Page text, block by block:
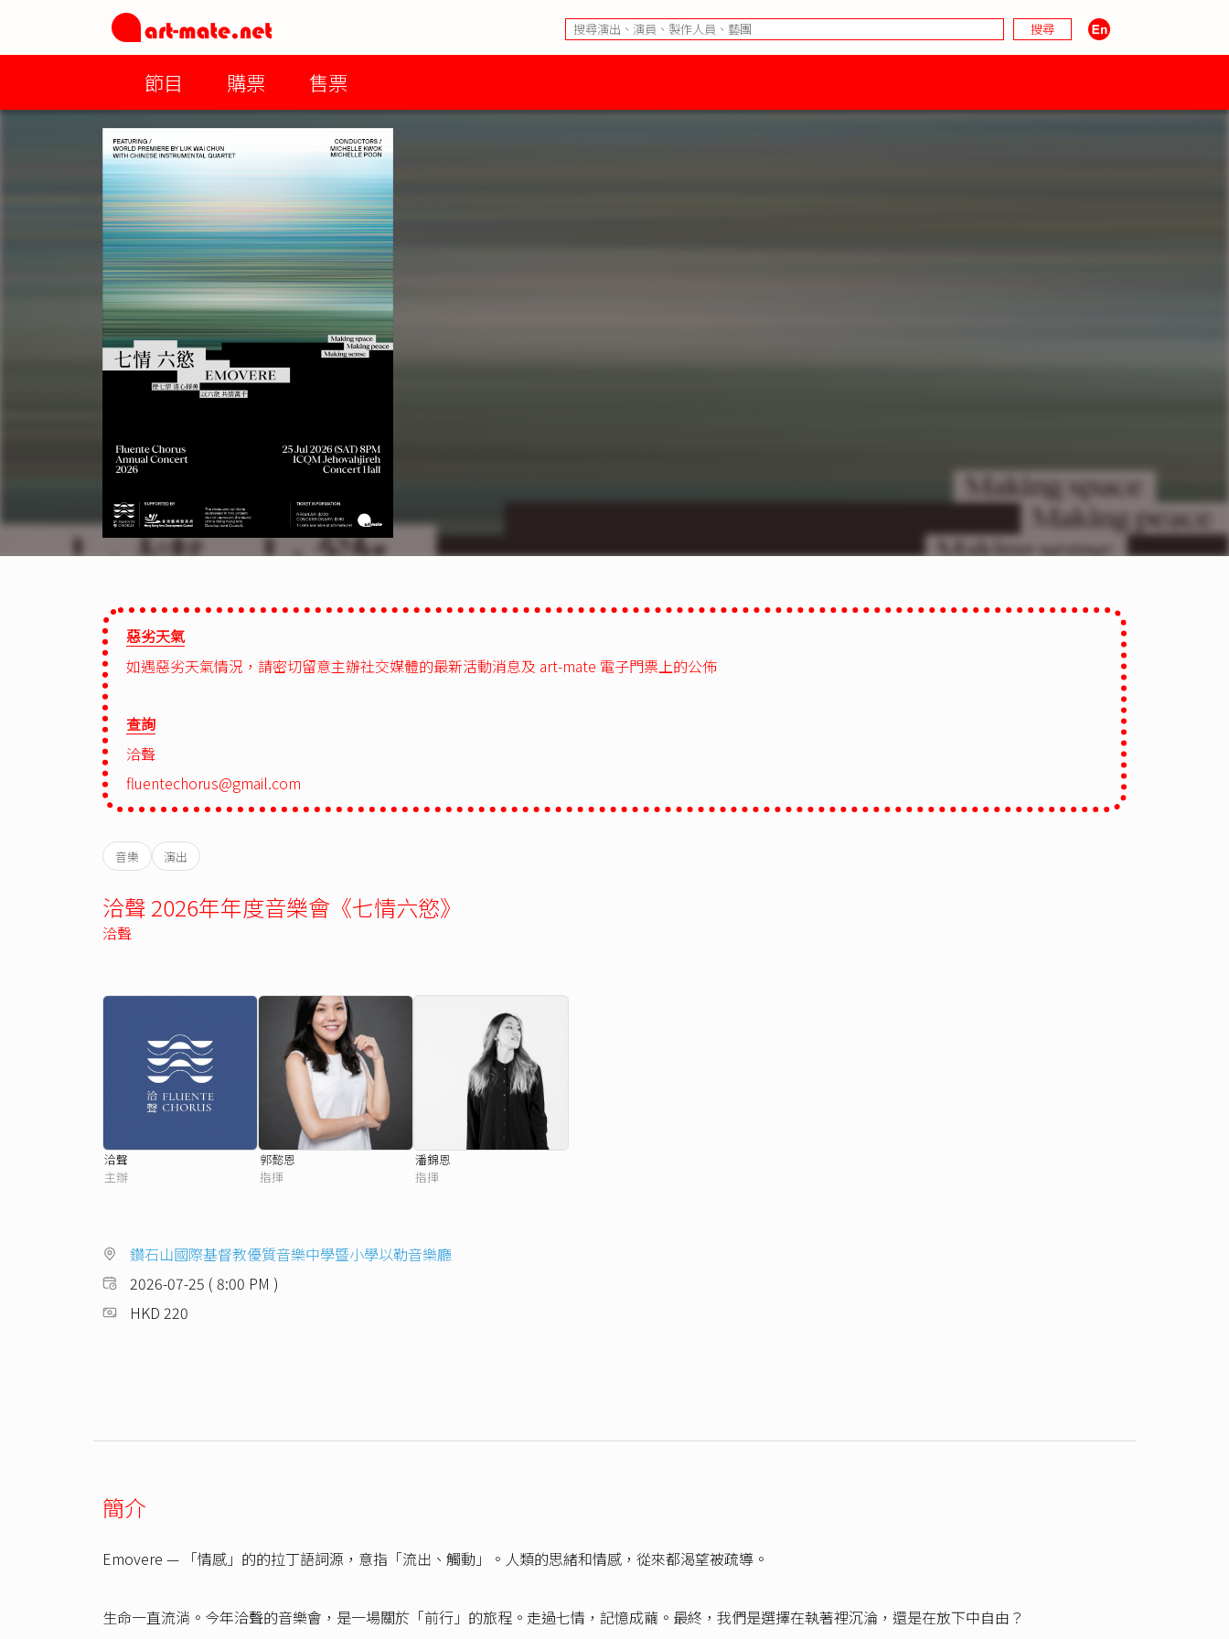
節目 購票 售票
惡劣天氣
如遇惡劣天氣情況，請密切留意主辦社交媒體的最新活動消息及 art-mate 電子門票上的公佈
查詢
洽聲
fluentechorus@gmail.com
音樂 演出
洽聲 2026年年度音樂會《七情六慾》
洽聲
洽聲
主辦
郭懿恩
指揮
潘錦恩
指揮
鑽石山國際基督教優質音樂中學暨小學以勒音樂廳
2026-07-25 ( 8:00 PM )
HKD 220
簡介
Emovere — 「情感」的的拉丁語詞源，意指「流出、觸動」。人類的思緒和情感，從來都渴望被疏導。
生命一直流淌。今年洽聲的音樂會，是一場關於「前行」的旅程。走過七情，記憶成繭。最終，我們是選擇在執著裡沉淪，還是在放下中自由？